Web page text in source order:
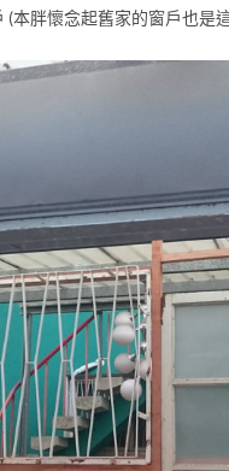
本胖懷念起舊家的窗戶也是